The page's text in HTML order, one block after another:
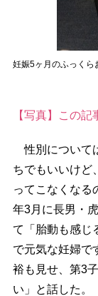
妊娠5ヶ月のふっくら
【写真】この記
性別について
ちでもいいけど
ってこなくなる
年3月に長男・
て「胎動も感じ
で元気な妊婦で
裕も見せ、第3
い」と話した。